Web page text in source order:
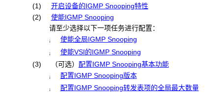
(1)
开启设备的IGMP Snooping特性
(2)
使能IGMP Snooping
请至少选择以下一项任务进行配置：
¡ 使能全局IGMP Snooping
¡
使能VSI的IGMP Snooping
(3)
（可选） 配置IGMP Snooping基本功能
¡ 配置IGMP Snooping版本
¡ 配置IGMP Snooping转发表项的全局最大数量